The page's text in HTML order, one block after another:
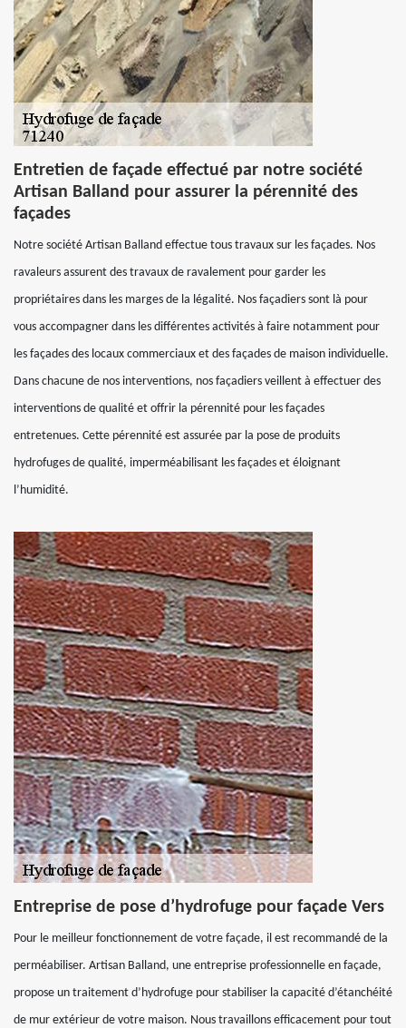
Entretien de façade effectué par notre société
Artisan Balland pour assurer la pérennité des
façades
Notre société Artisan Balland effectue tous travaux sur les façades. Nos
ravaleurs assurent des travaux de ravalement pour garder les
propriétaires dans les marges de la légalité. Nos façadiers sont là pour
vous accompagner dans les différentes activités à faire notamment pour
les façades des locaux commerciaux et des façades de maison individuelle.
Dans chacune de nos interventions, nos façadiers veillent à effectuer des
interventions de qualité et offrir la pérennité pour les façades
entretenues. Cette pérennité est assurée par la pose de produits
hydrofuges de qualité, imperméabilisant les façades et éloignant
l’humidité.
Entreprise de pose d’hydrofuge pour façade Vers
Pour le meilleur fonctionnement de votre façade, il est recommandé de la
perméabiliser. Artisan Balland, une entreprise professionnelle en façade,
propose un traitement d’hydrofuge pour stabiliser la capacité d’étanchéité
de mur extérieur de votre maison. Nous travaillons efficacement pour tout